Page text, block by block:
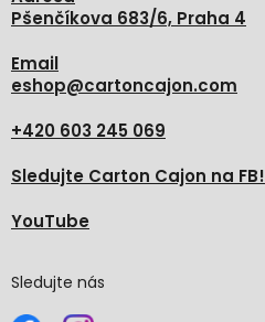
Pšenčíkova 683/6, Praha 4
Email
eshop@cartoncajon.com
+420 603 245 069
Sledujte Carton Cajon na FB!
YouTube
Sledujte nás